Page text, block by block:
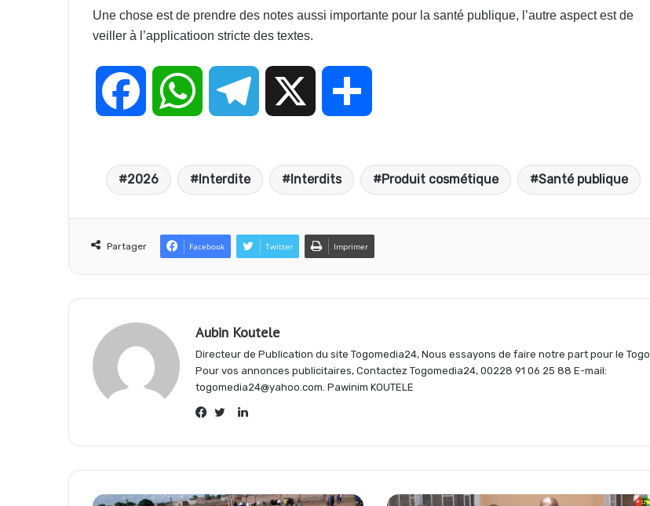
Une chose est de prendre des notes aussi importante pour la santé publique, l’autre aspect est de
veiller à l’applicatioon stricte des textes.
c
o
a
t
A
p
l
e
r
a
r
t
e
2026 Interdite Interdits Produit cosmétique Santé publique
Partager Facebook Twitter Imprimer
Aubin Koutele
Directeur de Publication du site Togomedia24, Nous essayons de faire notre part pour le Togo.
Pour vos annonces publicitaires, Contactez Togomedia24, 00228 91 06 25 88 E-mail:
togomedia24@yahoo.com. Pawinim KOUTELE
Linkedin